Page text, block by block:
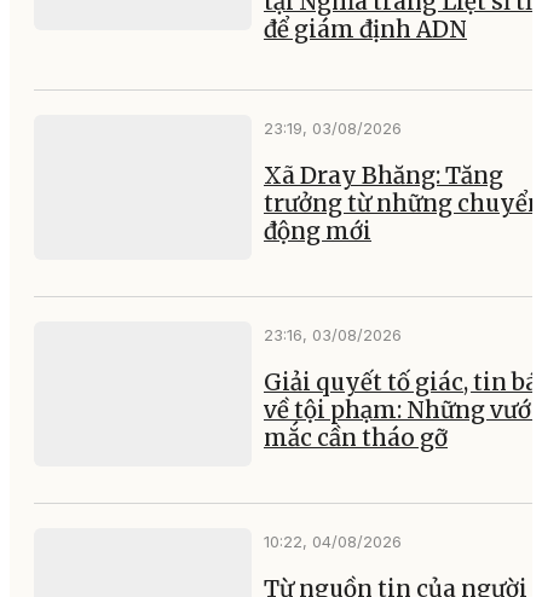
để giám định ADN
23:19, 03/08/2026
Xã Dray Bhăng: Tăng
trưởng từ những chuyển
động mới
23:16, 03/08/2026
Giải quyết tố giác, tin
về tội phạm: Những
mắc cần tháo gỡ
10:22, 04/08/2026
Từ nguồn tin của người